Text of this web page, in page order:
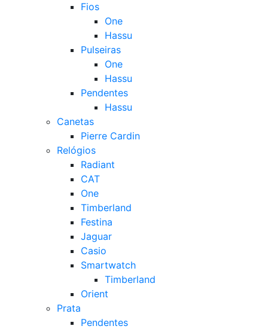
Fios
One
Hassu
Pulseiras
One
Hassu
Pendentes
Hassu
Canetas
Pierre Cardin
Relógios
Radiant
CAT
One
Timberland
Festina
Jaguar
Casio
Smartwatch
Timberland
Orient
Prata
Pendentes